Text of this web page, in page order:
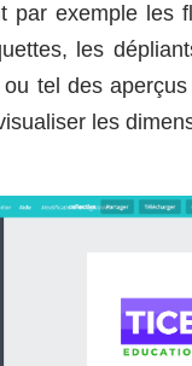
par exemple les
les
tel des
les